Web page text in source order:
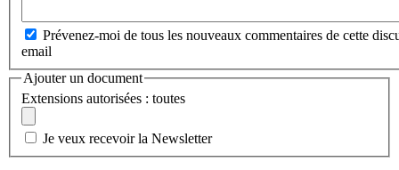
Prévenez-moi de tous les nouveaux commentaires de cette
email
Ajouter un document
Extensions autorisées : toutes
Je veux recevoir la Newsletter